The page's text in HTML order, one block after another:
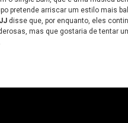
pretende arriscar um estilo mais
JJ disse que, por enquanto, eles
mas que gostaria de tentar